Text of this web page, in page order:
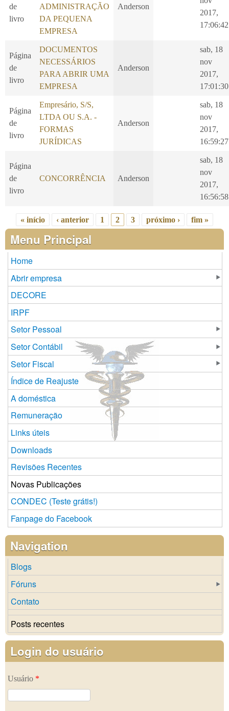
de
livro
ADMINISTRAÇÃO
DA PEQUENA
EMPRESA
Anderson
2017,
17:06:42
Página
de
livro
DOCUMENTOS
NECESSÁRIOS
PARA ABRIR UMA
EMPRESA
Anderson
sab, 18
nov
2017,
17:01:30
Página
de
livro
Empresário, S/S,
LTDA OU S.A. -
FORMAS
JURÍDICAS
Anderson
sab, 18
nov
2017,
16:59:27
Página
de
livro
CONCORRÊNCIA Anderson
sab, 18
nov
2017,
16:56:58
Páginas
« início ‹ anterior 1 2 3 próximo › fim »
Menu Principal
Home
Abrir empresa
DECORE
IRPF
Setor Pessoal
Setor Contábil
Setor Fiscal
Índice de Reajuste
A doméstica
Remuneração
Links úteis
Downloads
Revisões Recentes
Novas Publicações
CONDEC (Teste grátis!)
Fanpage do Facebook
Navigation
Blogs
Fóruns
Contato
Posts recentes
Login do usuário
Usuário *